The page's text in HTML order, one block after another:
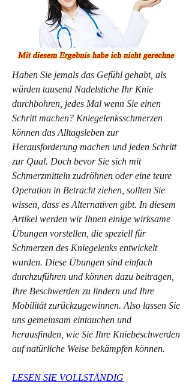
Haben Sie jemals das Gefühl gehabt, als
würden tausend Nadelstiche Ihr Knie
durchbohren, jedes Mal wenn Sie einen
Schritt machen? Kniegelenksschmerzen
können das Alltagsleben zur
Herausforderung machen und jeden Schritt
zur Qual. Doch bevor Sie sich mit
Schmerzmitteln zudröhnen oder eine teure
Operation in Betracht ziehen, sollten Sie
wissen, dass es Alternativen gibt. In diesem
Artikel werden wir Ihnen einige wirksame
Übungen vorstellen, die speziell für
Schmerzen des Kniegelenks entwickelt
wurden. Diese Übungen sind einfach
durchzuführen und können dazu beitragen,
Ihre Beschwerden zu lindern und Ihre
Mobilität zurückzugewinnen. Also lassen Sie
uns gemeinsam eintauchen und
herausfinden, wie Sie Ihre Kniebeschwerden
auf natürliche Weise bekämpfen können.
LESEN SIE VOLLSTÄNDIG